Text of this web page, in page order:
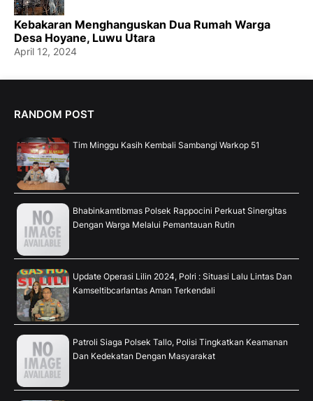
Kebakaran Menghanguskan Dua Rumah Warga
Desa Hoyane, Luwu Utara
April 12, 2024
RANDOM POST
Tim Minggu Kasih Kembali Sambangi Warkop 51
Bhabinkamtibmas Polsek Rappocini Perkuat Sinergitas
Dengan Warga Melalui Pemantauan Rutin
Update Operasi Lilin 2024, Polri : Situasi Lalu Lintas Dan
Kamseltibcarlantas Aman Terkendali
Patroli Siaga Polsek Tallo, Polisi Tingkatkan Keamanan
Dan Kedekatan Dengan Masyarakat